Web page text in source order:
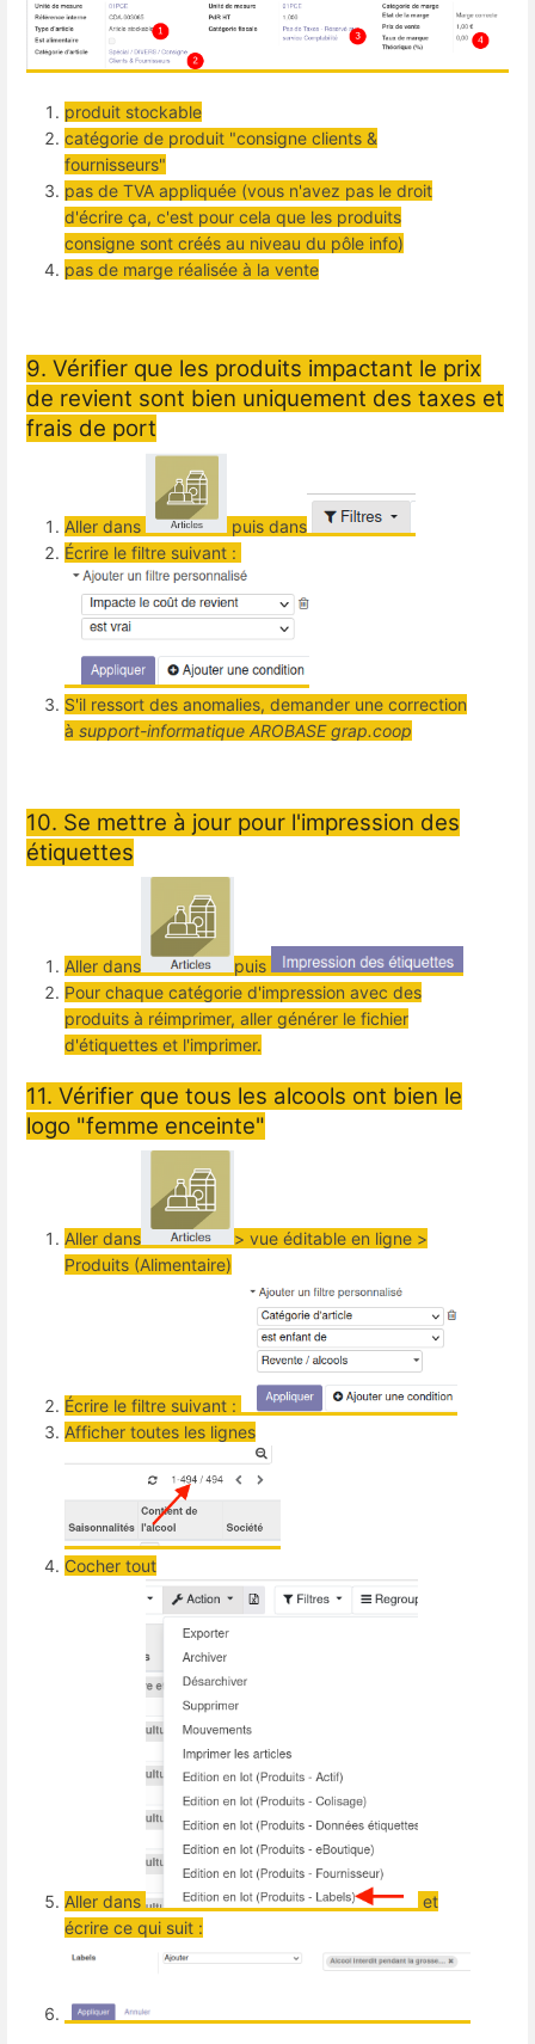
produit stockable
catégorie de produit "consigne clients &
fournisseurs"
pas de TVA appliquée (vous n'avez pas le droit
d'écrire ça, c'est pour cela que les produits
consigne sont créés au niveau du pôle info)
pas de marge réalisée à la vente
9. Vérifier que les produits impactant le prix
de revient sont bien uniquement des taxes et
frais de port
Aller dans
puis dans
Écrire le filtre suivant :
S'il ressort des anomalies, demander une correction
à support-informatique AROBASE grap.coop
10. Se mettre à jour pour l'impression des
étiquettes
Aller dans
puis
Pour chaque catégorie d'impression avec des
produits à réimprimer, aller générer le fichier
d'étiquettes et l'imprimer.
11. Vérifier que tous les alcools ont bien le
logo "femme enceinte"
Aller dans
> vue éditable en ligne >
Produits (Alimentaire)
Écrire le filtre suivant :
Afficher toutes les lignes
Cocher tout
Aller dans
et
écrire ce qui suit :